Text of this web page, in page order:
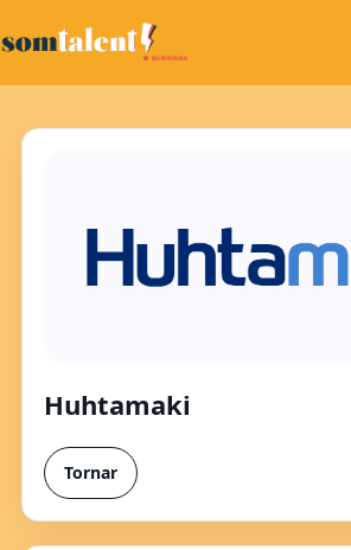
Huhtamaki
Tornar